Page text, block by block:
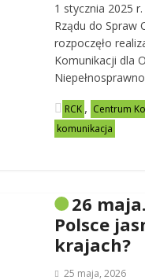
1 stycznia 2025
Rządu do Spraw
rozpoczęło
Komunikacji dla
RCK , Centrum
komunikacja
26
Polsce
krajach?
25 maja, 2026